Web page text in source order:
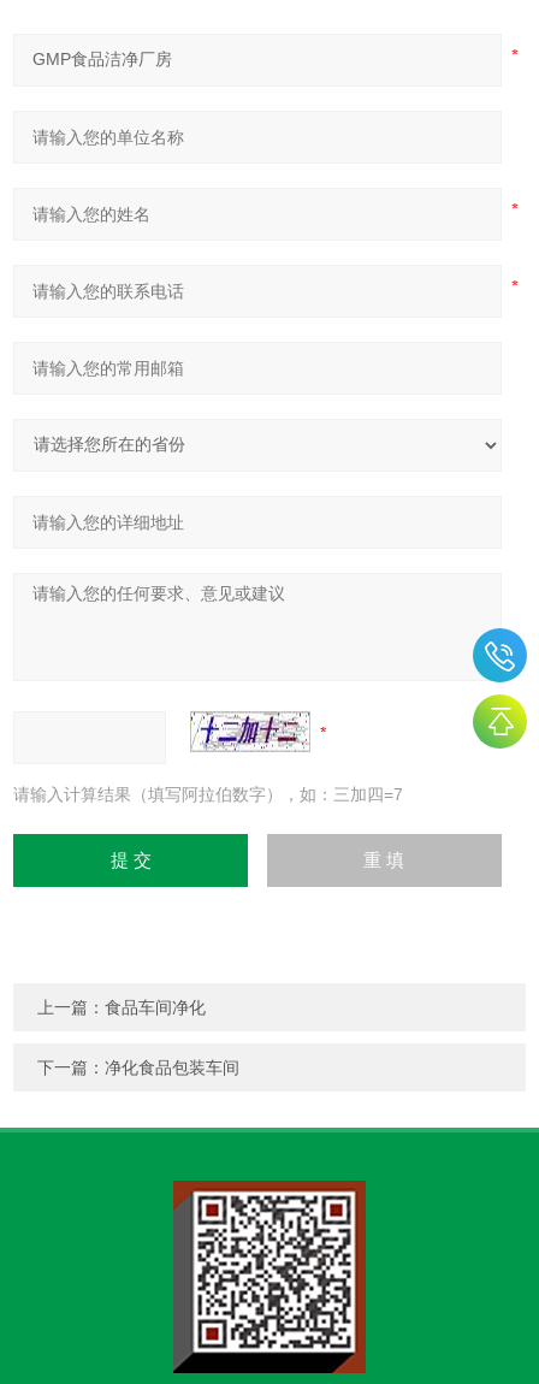
请输入计算结果（填写阿拉伯数字），如：三加四=7
上一篇：食品车间净化
下一篇：净化食品包装车间